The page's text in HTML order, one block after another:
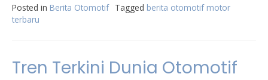
Posted in Berita Otomotif Tagged berita otomotif motor
terbaru
Tren Terkini Dunia Otomotif